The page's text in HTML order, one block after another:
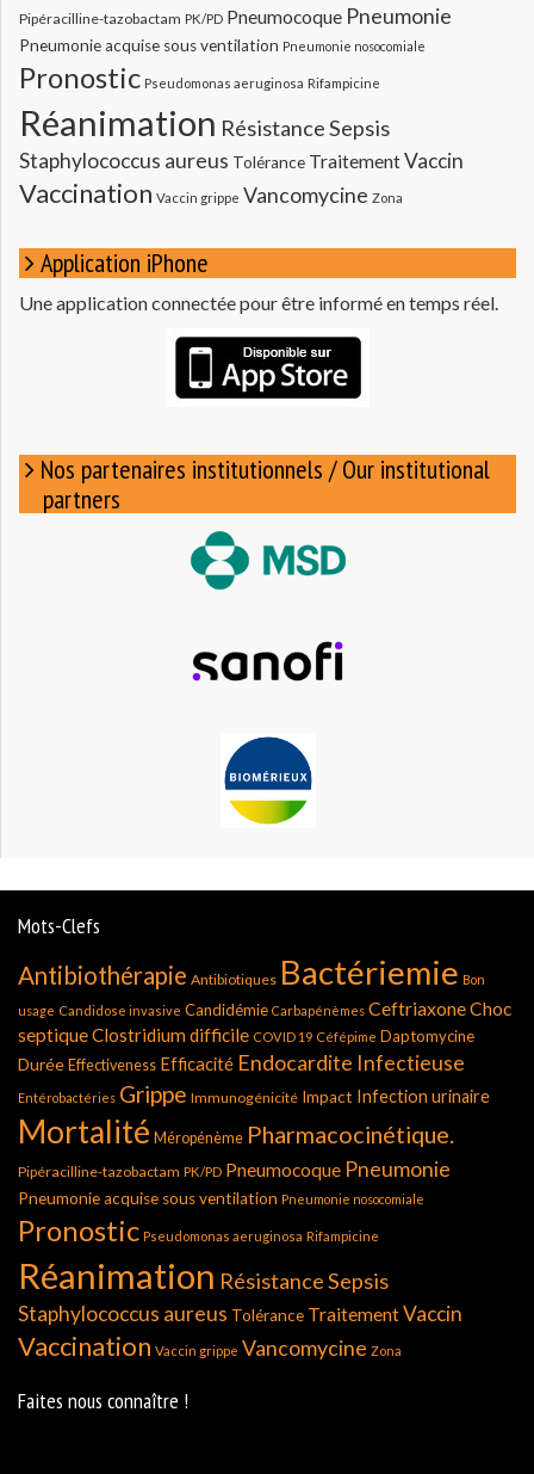
Pipéracilline-tazobactam PK/PD Pneumocoque Pneumonie
Pneumonie acquise sous ventilation Pneumonie nosocomiale
Pronostic Pseudomonas aeruginosa Rifampicine
Réanimation RésistanceSepsis
Staphylococcus aureus Tolérance TraitementVaccin
Vaccination Vaccin grippe Vancomycine Zona
Application iPhone
Une application connectée pour être informé en temps réel.
Nos partenaires institutionnels / Our institutional
partners
Mots-Clefs
Antibiothérapie Antibiotiques Bactériemie Bon
usage Candidose invasive Candidémie Carbapénèmes CeftriaxoneChoc
septiqueClostridium difficile COVID 19 Céfépime Daptomycine
Durée Effectiveness Efficacité Endocardite Infectieuse
Entérobactéries Grippe Immunogénicité Impact Infection urinaire
Mortalité Méropénème Pharmacocinétique.
Pipéracilline-tazobactam PK/PD Pneumocoque Pneumonie
Pneumonie acquise sous ventilation Pneumonie nosocomiale
Pronostic Pseudomonas aeruginosa Rifampicine
Réanimation RésistanceSepsis
Staphylococcus aureus Tolérance TraitementVaccin
Vaccination Vaccin grippe Vancomycine Zona
Faites nous connaître !